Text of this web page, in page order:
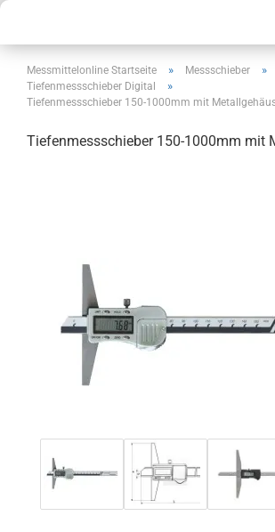
Messmittelonline Startseite » Messschieber »
Tiefenmessschieber Digital »
Tiefenmessschieber 150-1000mm mit
Tiefenmessschieber 150-1000mm mit